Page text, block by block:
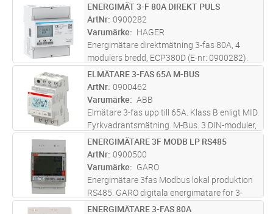
ST Lägg i kundvagn
ENERGIMÄT 3-F 80A DIREKT PULS
ArtNr 0900282
Varumärke
HAGER
Energimätare direktmätning 3-fas 80A, 4
modulers bredd, ECP380D (E-nr: 0900282).
Denna fyrkvadratiska mätare med
pulsutgång mäter den aktiva och reaktiva
energin som används i en elektrisk
installati...läs mer
ST Lägg i kundvagn
ELMÄTARE 3-FAS 65A M-BUS
ArtNr 0900462
Varumärke
ABB
Elmätare 3-fas upp till 65A. Klass B enligt MID.
Fyrkvadrantsmätning. M-Bus. 3 DIN-moduler,
70 % återvunnen plast.
ST Lägg i kundvagn
ENERGIMÄTARE 3F MODB LP RS485
ArtNr 0900500
Varumärke
GARO
Energimätare 3fas Modbus lokal produktion
RS485. GARO digitala energimätare för 3-
fassystem är endast 3 moduler breda och
ENERGIMÄTARE 3-FAS 80A